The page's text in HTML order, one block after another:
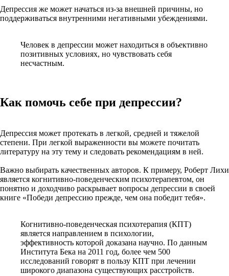
Депрессия же может начаться из-за внешней причины, но
поддерживаться внутренними негативными убеждениями.
Человек в депрессии может находиться в объективно
позитивных условиях, но чувствовать себя
несчастным.
Как помочь себе при депрессии?
Депрессия может протекать в легкой, средней и тяжелой
степени. При легкой выраженности вы можете почитать
литературу на эту тему и следовать рекомендациям в ней.
Важно выбирать качественных авторов. К примеру, Роберт Лихи
является когнитивно-поведенческим психотерапевтом, он
понятно и доходчиво раскрывает вопросы депрессии в своей
книге «Победи депрессию прежде, чем она победит тебя».
Когнитивно-поведенческая психотерапия (КПТ)
является направлением в психологии,
эффективность которой доказана научно. По данным
Института Бека на 2011 год, более чем 500
исследований говорят в пользу КПТ при лечении
широкого диапазона существующих расстройств.